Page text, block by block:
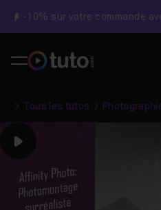
-10% sur votre commande
Tous les tutos
Play